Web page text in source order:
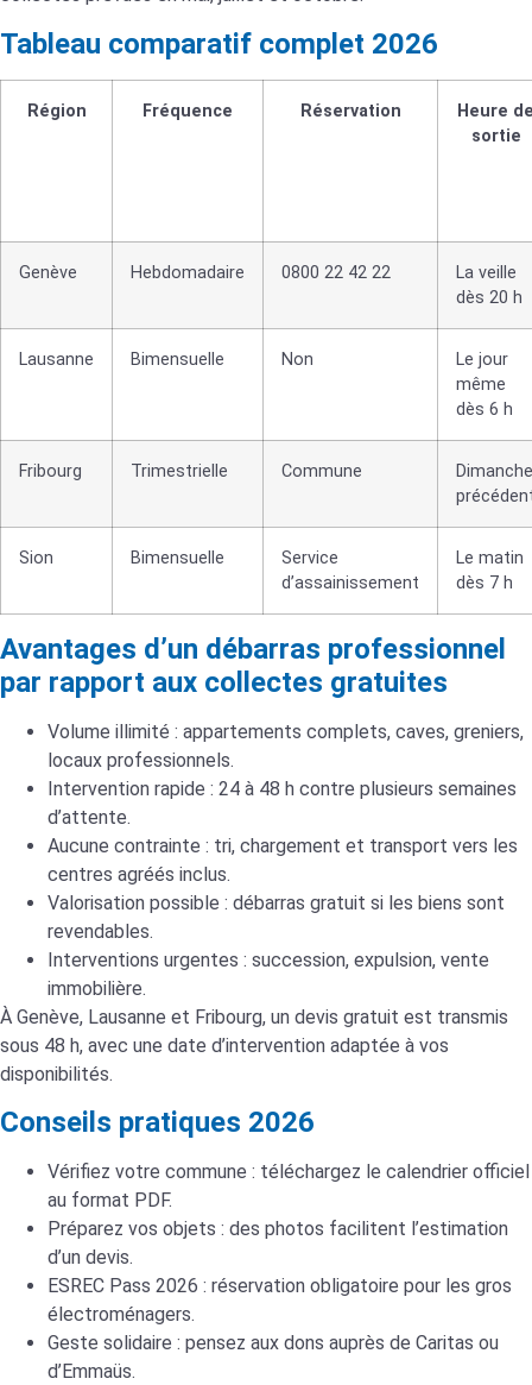
Tableau comparatif complet 2026
Région Fréquence Réservation
Heure
sortie
Genève Hebdomadaire 0800 22 42 22
La veille
dès 20 h
Lausanne Bimensuelle Non
Le jour
même
dès 6 h
Fribourg Trimestrielle Commune
Dimanche
Sion Bimensuelle
Service
d’assainissement
Le matin
dès 7 h
Avantages d’un débarras professionnel
par rapport aux collectes gratuites
Volume illimité : appartements complets, caves, greniers,
locaux professionnels.
Intervention rapide : 24 à 48 h contre plusieurs semaines
d’attente.
Aucune contrainte : tri, chargement et transport vers les
centres agréés inclus.
Valorisation possible : débarras gratuit si les biens sont
revendables.
Interventions urgentes : succession, expulsion, vente
immobilière.
À Genève, Lausanne et Fribourg, un devis gratuit est transmis
sous 48 h, avec une date d’intervention adaptée à vos
disponibilités.
Conseils pratiques 2026
Vérifiez votre commune : téléchargez le calendrier officiel
au format PDF.
Préparez vos objets : des photos facilitent l’estimation
d’un devis.
ESREC Pass 2026 : réservation obligatoire pour les gros
électroménagers.
Geste solidaire : pensez aux dons auprès de Caritas ou
d’Emmaüs.